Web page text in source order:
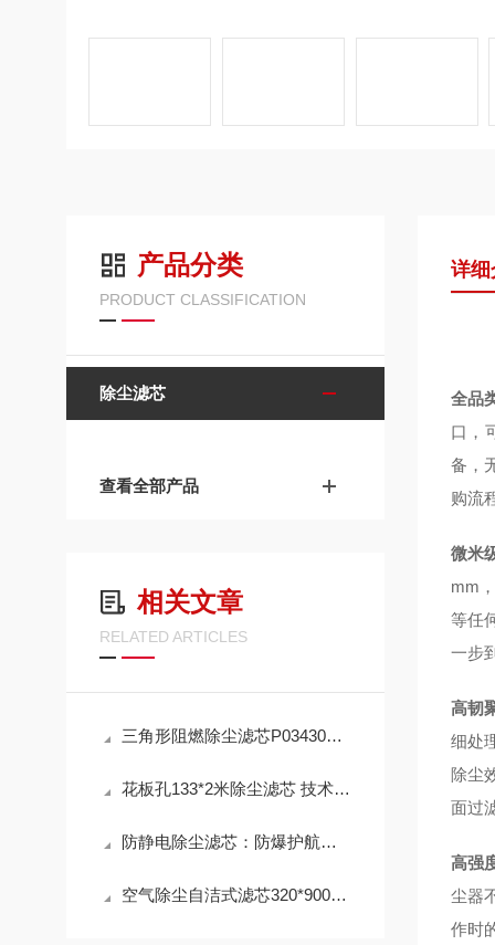
产品分类
PRODUCT CLASSIFICATION
除尘滤芯
查看全部产品
相关文章
RELATED ARTICLES
三角形阻燃除尘滤芯P034303 工作原理
花板孔133*2米除尘滤芯 技术参数
防静电除尘滤芯：防爆护航，高效除尘，守护高危工况安全
空气除尘自洁式滤芯320*900mm 性能
详细
全品
口，
备，
购流
微米
mm
等任
一步
高韧
细处
除尘
面过
高强
尘器
作时